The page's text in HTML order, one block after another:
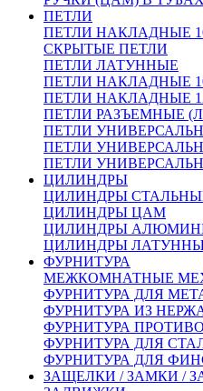
ПЕТЛИ
ПЕТЛИ НАКЛАДНЫЕ
СКРЫТЫЕ ПЕТЛИ
ПЕТЛИ ЛАТУННЫЕ
ПЕТЛИ НАКЛАДНЫЕ
ПЕТЛИ НАКЛАДНЫЕ
ПЕТЛИ РАЗЪЕМНЫЕ
ПЕТЛИ
ПЕТЛИ
ПЕТЛИ
ЦИЛИНДРЫ
ЦИЛИНДРЫ
ЦИЛИНДРЫ ЦАМ
ЦИЛИНДРЫ
ЦИЛИНДРЫ
ФУРНИТУРА
МЕЖКОМНАТНЫЕ
ФУРНИТУРА ДЛЯ
ФУРНИТУРА ИЗ
ФУРНИТУРА
ФУРНИТУРА ДЛЯ
ФУРНИТУРА ДЛЯ
ЗАЩЕЛКИ / ЗАМКИ /